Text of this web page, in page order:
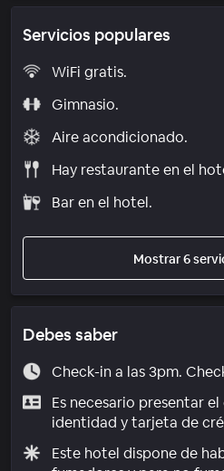
Servicios populares
WiFi gratis.
Gimnasio.
Aire acondicionado.
Hay restaurante en el
Bar en el hotel.
Mostrar 6
Debes saber
Check-in a las 3pm.
Es necesario presentar
identidad y tarjeta de
Este hotel dispone de